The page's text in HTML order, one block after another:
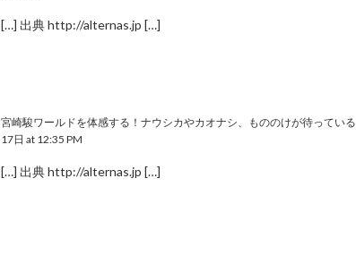
[…] 出典http://alternas.jp […]
宮崎駿ワールドを体感する！ナウシカやカオナシ、もののけが待ってい
17日 at 12:35 PM
[…] 出典http://alternas.jp […]